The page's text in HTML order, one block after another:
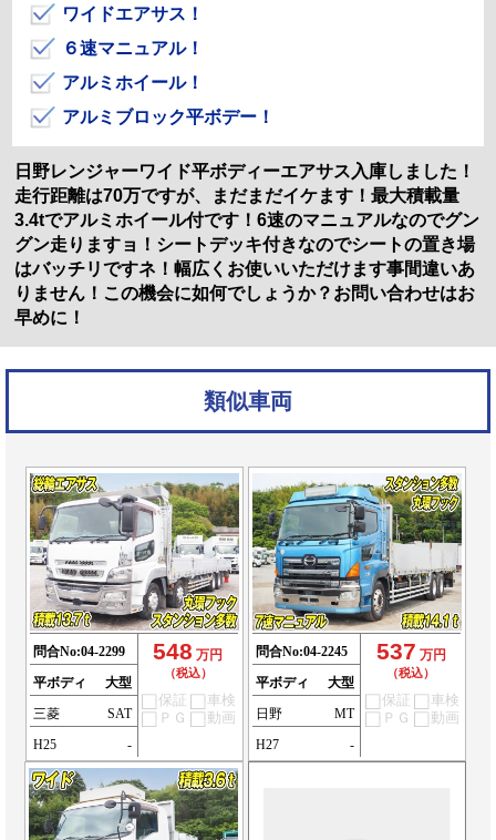
ワイドエアサス！
６速マニュアル！
アルミホイール！
アルミブロック平ボデー！
日野レンジャーワイド平ボディーエアサス入庫しました！
走行距離は70万ですが、まだまだイケます！最大積載量
3.4tでアルミホイール付です！6速のマニュアルなのでグン
グン走りますョ！シートデッキ付きなのでシートの置き場
はバッチリですネ！幅広くお使いいただけます事間違いあ
りません！この機会に如何でしょうか？お問い合わせはお
早めに！
類似車両
問合No:04-2299
平ボディ
大型
三菱
SAT
H25
-
548 万円
（税込）
保証
車検
ＰＧ
動画
問合No:04-2245
平ボディ
大型
日野
MT
H27
-
537 万円
（税込）
保証
車検
ＰＧ
動画